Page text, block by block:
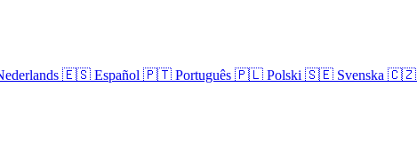
🇪🇸 Español 🇵🇹 Português 🇵🇱 Polski 🇸🇪 Svenska 🇨🇿